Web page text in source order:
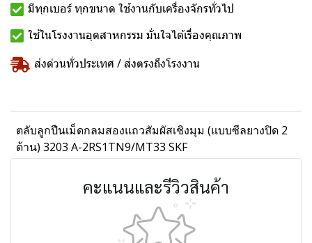
มีทุกเบอร์ ทุกขนาด ใช้งานกับเครื่องจักรทั่วไป
ใช้ในโรงงานอุตสาหกรรม มั่นใจได้เรื่องคุณภาพ
ส่งด่วนทั่วประเทศ / ส่งตรงถึงโรงงาน
ตลับลูกปืนเม็ดกลมสองแถวสัมผัสเชิงมุม (แบบซีลยางปิด 2
ด้าน) 3203 A-2RS1TN9/MT33 SKF
คะแนนและรีวิวสินค้า